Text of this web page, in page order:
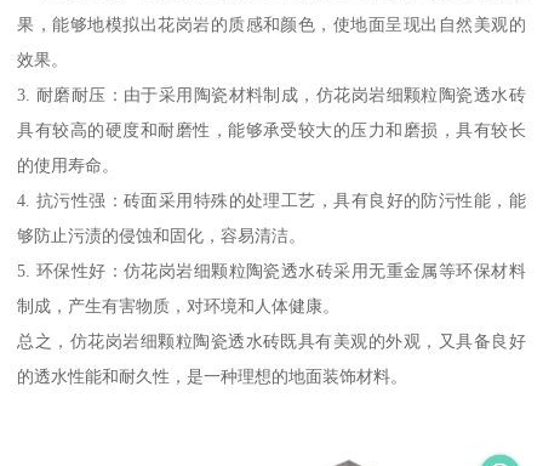
果，能够地模拟出花岗岩的质感和颜色，使地面呈现出自然美观的
效果。
3. 耐磨耐压：由于采用陶瓷材料制成，仿花岗岩细颗粒陶瓷透水砖
具有较高的硬度和耐磨性，能够承受较大的压力和磨损，具有较长
的使用寿命。
4. 抗污性强：砖面采用特殊的处理工艺，具有良好的防污性能，能
够防止污渍的侵蚀和固化，容易清洁。
5. 环保性好：仿花岗岩细颗粒陶瓷透水砖采用无重金属等环保材料
制成，产生有害物质，对环境和人体健康。
总之，仿花岗岩细颗粒陶瓷透水砖既具有美观的外观，又具备良好
的透水性能和耐久性，是一种理想的地面装饰材料。